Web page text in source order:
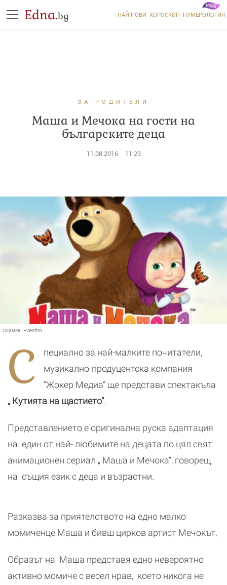
Edna.bg НАЙ-НОВИ ХОРОСКОП НУМЕРОЛОГИЯ
ЗА РОДИТЕЛИ
Mаша и Мечока на гости на
българските деца
11.08.2016 11:23
Снимка: Eventim
С
пециално за най-малките почитатели,
музикално-продуцентска компания
“Жокер Медиа” ще представи спектакъла
„ Кутията на щастието“.
Представлението е оригинална руска адаптация
на един от най- любимите на децата по цял свят
анимационен сериал „ Маша и Мечока“, говорещ
на същия език с деца и възрастни.
Разказва за приятелството на едно малко
момиченце Маша и бивш цирков артист Мечокът.
Образът на Маша представя едно невероятно
активно момиче с весел нрав, което никога не